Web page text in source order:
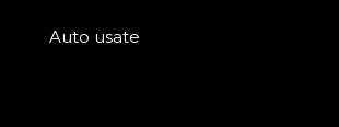
Auto usate